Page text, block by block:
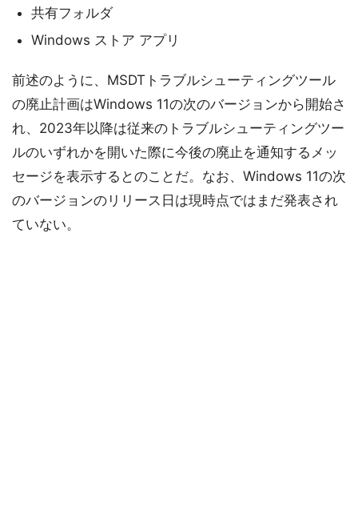
共有フォルダ
Windows ストア アプリ
前述のように、MSDTトラブルシューティングツール
の廃止計画はWindows 11の次のバージョンから開始さ
れ、2023年以降は従来のトラブルシューティングツー
ルのいずれかを開いた際に今後の廃止を通知するメッ
セージを表示するとのことだ。なお、Windows 11の次
のバージョンのリリース日は現時点ではまだ発表され
ていない。